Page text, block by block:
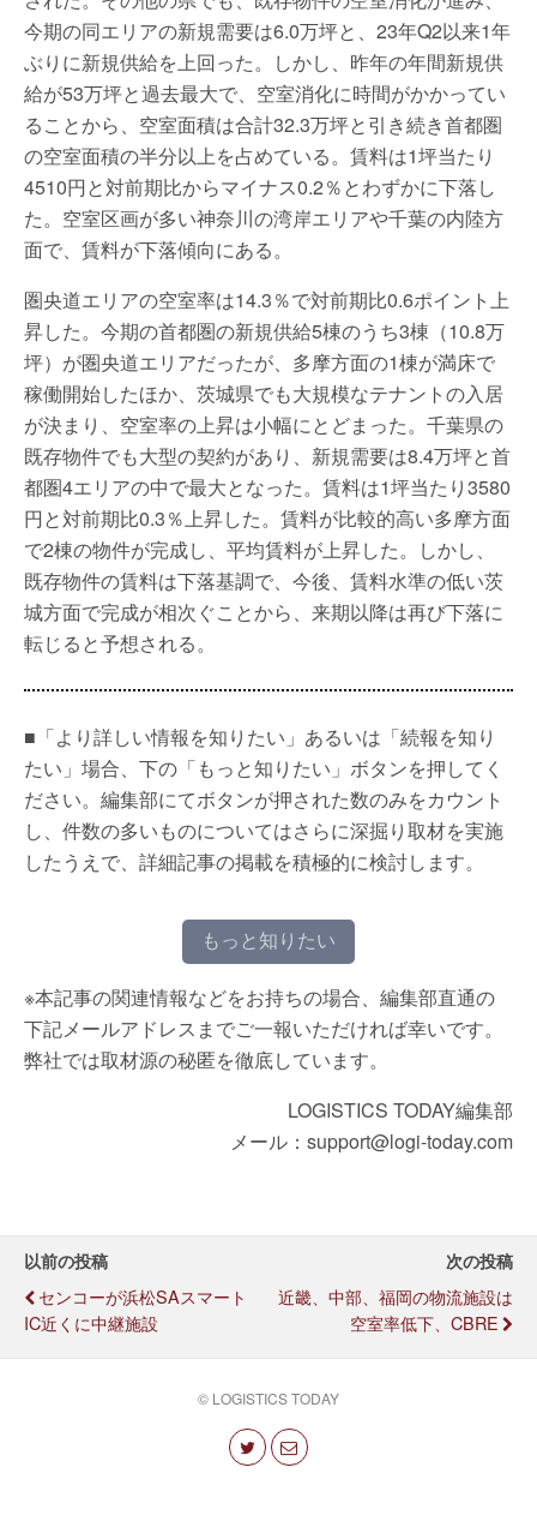
今期の同エリアの新規需要は6.0万坪と、23年Q2以来1年
ぶりに新規供給を上回った。しかし、昨年の年間新規供
給が53万坪と過去最大で、空室消化に時間がかかってい
ることから、空室面積は合計32.3万坪と引き続き首都圏
の空室面積の半分以上を占めている。賃料は1坪当たり
4510円と対前期比からマイナス0.2％とわずかに下落し
た。空室区画が多い神奈川の湾岸エリアや千葉の内陸方
面で、賃料が下落傾向にある。
圏央道エリアの空室率は14.3％で対前期比0.6ポイント上
昇した。今期の首都圏の新規供給5棟のうち3棟（10.8万
坪）が圏央道エリアだったが、多摩方面の1棟が満床で
稼働開始したほか、茨城県でも大規模なテナントの入居
が決まり、空室率の上昇は小幅にとどまった。千葉県の
既存物件でも大型の契約があり、新規需要は8.4万坪と首
都圏4エリアの中で最大となった。賃料は1坪当たり3580
円と対前期比0.3％上昇した。賃料が比較的高い多摩方面
で2棟の物件が完成し、平均賃料が上昇した。しかし、
既存物件の賃料は下落基調で、今後、賃料水準の低い茨
城方面で完成が相次ぐことから、来期以降は再び下落に
転じると予想される。
■「より詳しい情報を知りたい」あるいは「続報を知り
たい」場合、下の「もっと知りたい」ボタンを押してく
ださい。編集部にてボタンが押された数のみをカウント
し、件数の多いものについてはさらに深掘り取材を実施
したうえで、詳細記事の掲載を積極的に検討します。
もっと知りたい
※本記事の関連情報などをお持ちの場合、編集部直通の
下記メールアドレスまでご一報いただければ幸いです。
弊社では取材源の秘匿を徹底しています。
LOGISTICS TODAY編集部
メール：support@logi-today.com
以前の投稿
センコーが浜松SAスマート
IC近くに中継施設
次の投稿
近畿、中部、福岡の物流施設は
空室率低下、CBRE
© LOGISTICS TODAY